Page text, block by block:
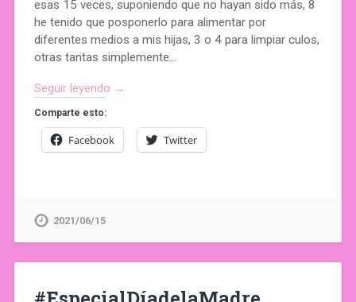
esas 15 veces, suponiendo que no hayan sido más, 8
he tenido que posponerlo para alimentar por
diferentes medios a mis hijas, 3 o 4 para limpiar culos,
otras tantas simplemente…
Seguir leyendo →
Comparte esto:
Facebook Twitter
2021/06/15